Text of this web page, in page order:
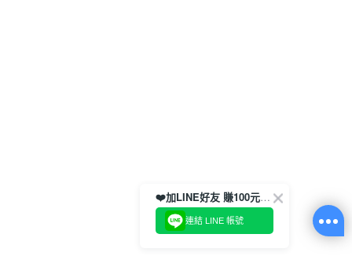
❤️加LINE好友 賺100元券！
連結 LINE 帳號